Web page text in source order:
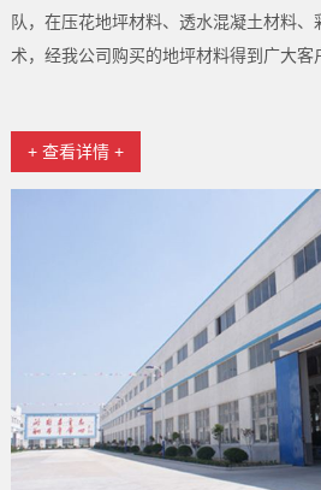
队，在压花地坪材料、透水混凝土材料
术，经我公司购买的地坪材料得到广大客
+ 查看详情 +